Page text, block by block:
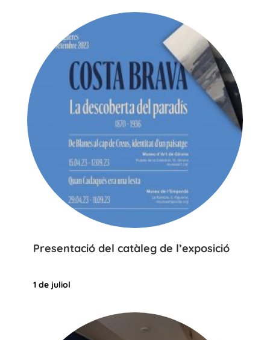
Presentació del catàleg de l’exposició
1 de juliol